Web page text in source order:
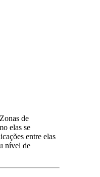
de
elas se
entre elas
nível de